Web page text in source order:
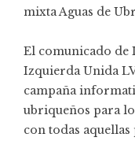
mixta Aguas de
El comunicado de
Izquierda Unida
campaña
ubriqueños para
con todas